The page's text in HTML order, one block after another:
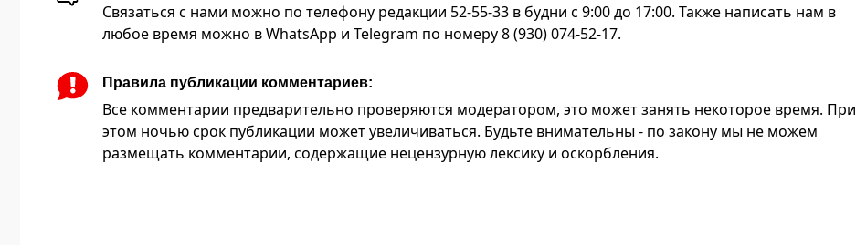
Связаться с нами можно по телефону редакции 52-55-33 в будни с 9:00 до 17:00. Также написать нам в
любое время можно в WhatsApp и Telegram по номеру 8 (930) 074-52-17.
Правила публикации комментариев:
Все комментарии предварительно проверяются модератором, это может занять некоторое время. При
этом ночью срок публикации может увеличиваться. Будьте внимательны - по закону мы не можем
размещать комментарии, содержащие нецензурную лексику и оскорбления.